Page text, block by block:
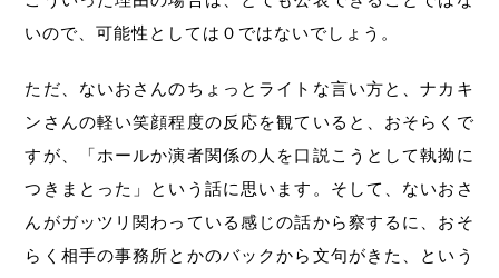
いので、可能性としては０ではないでしょう。
ただ、ないおさんのちょっとライトな言い方と、ナカキ
ンさんの軽い笑顔程度の反応を観ていると、おそらくで
すが、「ホールか演者関係の人を口説こうとして執拗に
つきまとった」という話に思います。そして、ないおさ
んがガッツリ関わっている感じの話から察するに、おそ
らく相手の事務所とかのバックから文句がきた、という